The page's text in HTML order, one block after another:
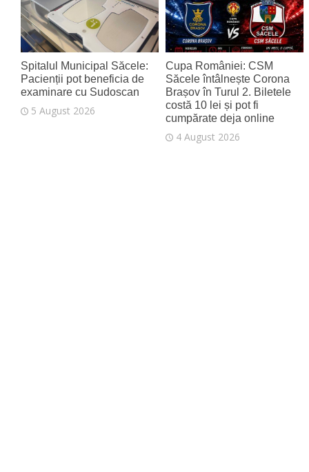
Spitalul Municipal Săcele:
Pacienții pot beneficia de
examinare cu Sudoscan
5 August 2026
Cupa României: CSM
Săcele întâlnește Corona
Brașov în Turul 2. Biletele
costă 10 lei și pot fi
cumpărate deja online
4 August 2026